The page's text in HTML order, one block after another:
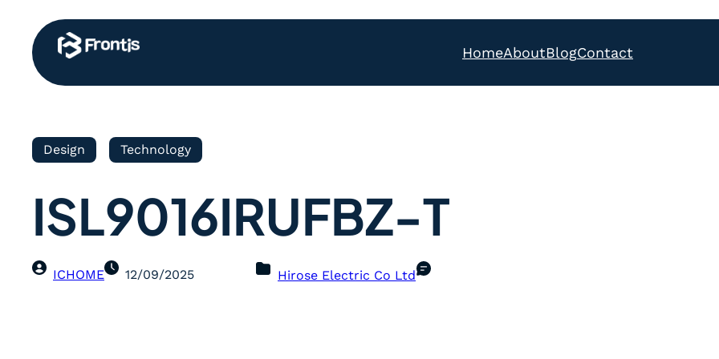
HomeAboutBlogContact
Design Technology
ISL9016IRUFBZ-T
ICHOME 12/09/2025 Hirose Electric Co Ltd